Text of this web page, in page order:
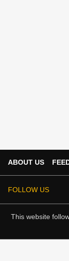
ABOUT US
FOLLOW US
This website